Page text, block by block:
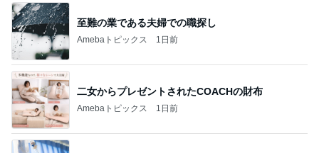
至難の業である夫婦での職探し
Amebaトピックス 1日前
二女からプレゼントされたCOACHの財布
Amebaトピックス 1日前